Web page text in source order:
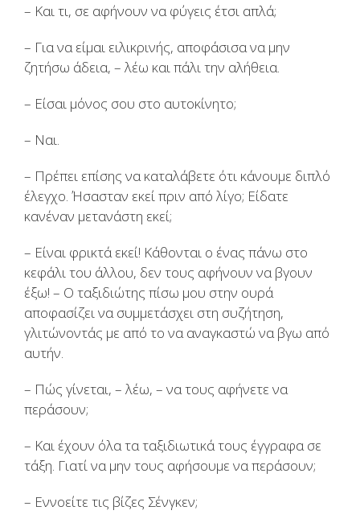
– Και τι, σε αφήνουν να φύγεις έτσι απλά;
– Για να είμαι ειλικρινής, αποφάσισα να μην
ζητήσω άδεια, – λέω και πάλι την αλήθεια.
– Είσαι μόνος σου στο αυτοκίνητο;
– Ναι.
– Πρέπει επίσης να καταλάβετε ότι κάνουμε διπλό
έλεγχο. Ήσασταν εκεί πριν από λίγο; Είδατε
κανέναν μετανάστη εκεί;
– Είναι φρικτά εκεί! Κάθονται ο ένας πάνω στο
κεφάλι του άλλου, δεν τους αφήνουν να βγουν
έξω! – Ο ταξιδιώτης πίσω μου στην ουρά
αποφασίζει να συμμετάσχει στη συζήτηση,
γλιτώνοντάς με από το να αναγκαστώ να βγω από
αυτήν.
– Πώς γίνεται, – λέω, – να τους αφήνετε να
περάσουν;
– Και έχουν όλα τα ταξιδιωτικά τους έγγραφα σε
τάξη. Γιατί να μην τους αφήσουμε να περάσουν;
– Εννοείτε τις βίζες Σένγκεν;